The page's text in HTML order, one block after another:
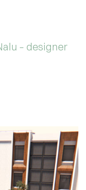
– designer